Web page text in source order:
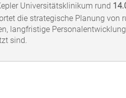
Universitätsklinikum rund
die strategische Planung von
langfristige
sind.